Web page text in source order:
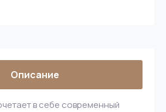
Описание
в себе современный